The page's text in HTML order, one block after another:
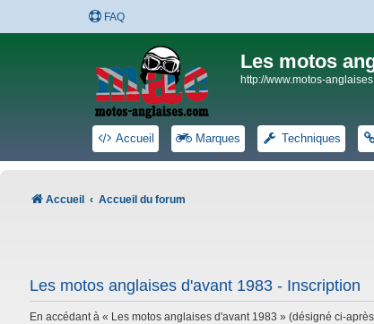
FAQ
Les motos
http://www.motos-
Accueil Marques Techniques
Accueil Accueil du forum
Les motos anglaises d'avant 1983 - Inscription
En accédant à « Les motos anglaises d'avant 1983 » (désigné ci-